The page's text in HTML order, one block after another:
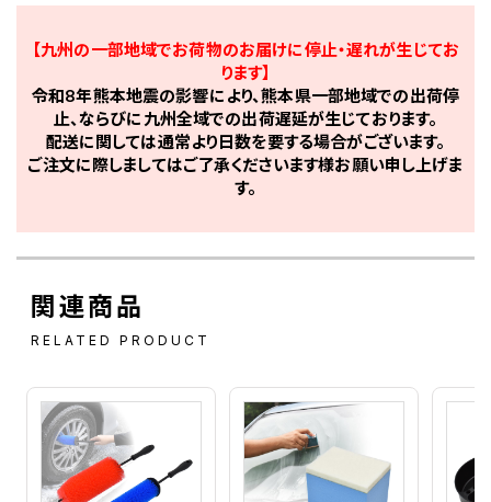
【九州の一部地域でお荷物のお届けに停止・遅れが生じてお
ります】
令和8年熊本地震の影響により、熊本県一部地域での出荷停
止、ならびに九州全域での出荷遅延が生じております。
配送に関しては通常より日数を要する場合がございます。
ご注文に際しましてはご了承くださいます様お願い申し上げま
す。
関連商品
RELATED PRODUCT